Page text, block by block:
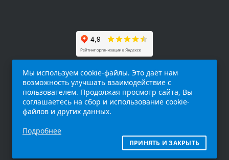
интернет-сайт (
исключительно информационный характер и
ни при каких условиях не является публичной
Мы используем cookie-файлы. Это даёт нам
возможность улучшать взаимодействие с
пользователем. Продолжая просмотр сайта, Вы
соглашаетесь на сбор и использование cookie-
файлов и других данных.
Подробнее
ПРИНЯТЬ И ЗАКРЫТЬ